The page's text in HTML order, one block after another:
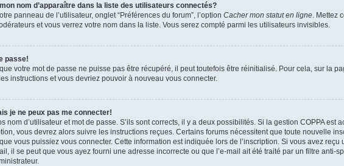
nom d’apparaître dans la liste des utilisateurs connectés?
panneau de l’utilisateur, onglet “Préférences du forum”, l’option Cacher mon statut en ligne. Mettez
et vous verrez votre nom dans la liste. Vous serez compté parmi les utilisateurs invisibles.
passe!
votre mot de passe ne puisse pas être récupéré, il peut toutefois être réinitialisé. Pour cela, sur la
instructions et vous devriez pouvoir à nouveau vous connecter.
je ne peux pas me connecter!
nom d’utilisateur et mot de passe. S’ils sont corrects, il y a deux possibilités. Si la gestion COPPA est
vous devrez alors suivre les instructions reçues. Certains forums nécessitent que toute nouvelle
vous puissiez vous connecter. Cette information est indiquée lors de l’inscription. Si vous avez
il se peut que vous ayez fourni une adresse incorrecte ou que l’e-mail ait été traité par un filtre anti-